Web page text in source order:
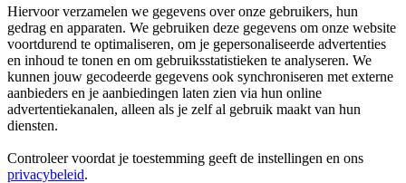
Hiervoor verzamelen we gegevens over onze gebruikers, hun
gedrag en apparaten. We gebruiken deze gegevens om onze website
voortdurend te optimaliseren, om je gepersonaliseerde advertenties
en inhoud te tonen en om gebruiksstatistieken te analyseren. We
kunnen jouw gecodeerde gegevens ook synchroniseren met externe
aanbieders en je aanbiedingen laten zien via hun online
advertentiekanalen, alleen als je zelf al gebruik maakt van hun
diensten.
Controleer voordat je toestemming geeft de instellingen en ons
privacybeleid.